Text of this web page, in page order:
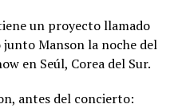
un proyecto llamado
Manson la noche del
en Seúl, Corea del Sur.
antes del concierto: